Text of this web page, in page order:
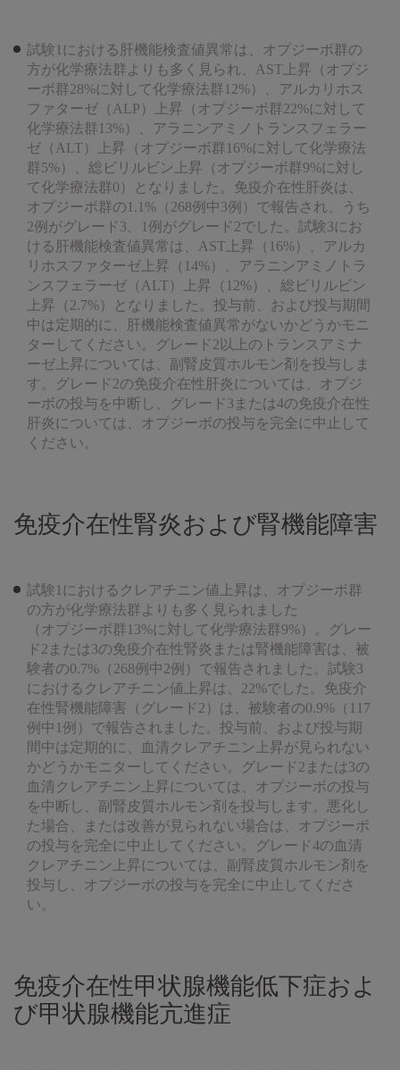
試験1における肝機能検査値異常は、オプジーボ群の
方が化学療法群よりも多く見られ、AST上昇（オプジ
ーボ群28%に対して化学療法群12%）、アルカリホス
ファターゼ（ALP）上昇（オプジーボ群22%に対して
化学療法群13%）、アラニンアミノトランスフェラー
ゼ（ALT）上昇（オプジーボ群16%に対して化学療法
群5%）、総ビリルビン上昇（オプジーボ群9%に対し
て化学療法群0）となりました。免疫介在性肝炎は、
オプジーボ群の1.1%（268例中3例）で報告され、うち
2例がグレード3、1例がグレード2でした。試験3にお
ける肝機能検査値異常は、AST上昇（16%）、アルカ
リホスファターゼ上昇（14%）、アラニンアミノトラ
ンスフェラーゼ（ALT）上昇（12%）、総ビリルビン
上昇（2.7%）となりました。投与前、および投与期間
中は定期的に、肝機能検査値異常がないかどうかモニ
ターしてください。グレード2以上のトランスアミナ
ーゼ上昇については、副腎皮質ホルモン剤を投与しま
す。グレード2の免疫介在性肝炎については、オプジ
ーボの投与を中断し、グレード3または4の免疫介在性
肝炎については、オプジーボの投与を完全に中止して
ください。
免疫介在性腎炎および腎機能障害
試験1におけるクレアチニン値上昇は、オプジーボ群
の方が化学療法群よりも多く見られました
（オプジーボ群13%に対して化学療法群9%）。グレー
ド2または3の免疫介在性腎炎または腎機能障害は、被
験者の0.7%（268例中2例）で報告されました。試験3
におけるクレアチニン値上昇は、22%でした。免疫介
在性腎機能障害（グレード2）は、被験者の0.9%（117
例中1例）で報告されました。投与前、および投与期
間中は定期的に、血清クレアチニン上昇が見られない
かどうかモニターしてください。グレード2または3の
血清クレアチニン上昇については、オプジーボの投与
を中断し、副腎皮質ホルモン剤を投与します。悪化し
た場合、または改善が見られない場合は、オプジーボ
の投与を完全に中止してください。グレード4の血清
クレアチニン上昇については、副腎皮質ホルモン剤を
投与し、オプジーボの投与を完全に中止してくださ
い。
免疫介在性甲状腺機能低下症およ
び甲状腺機能亢進症